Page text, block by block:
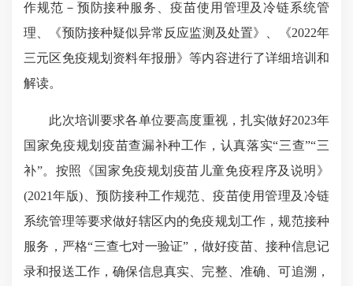
作规范－预防接种服务、疫苗使用管理及冷链系统管
理、《预防接种疑似异常反应监测及处置》、《2022年
三元区免疫规划资料年报册》等内容进行了详细培训和
解读。
此次培训要求各单位要高度重视，扎实做好2023年
国家免疫规划疫苗查漏补种工作，认真落实“三查”“三
补”。按照《国家免疫规划疫苗儿童免疫程序及说明》
(2021年版)、预防接种工作规范、疫苗使用管理及冷链
系统管理等要求做好辖区内的免疫规划工作，规范接种
服务，严格“三查七对一验证”，做好疫苗、接种信息记
录和报送工作，确保信息真实、完整、准确、可追溯，